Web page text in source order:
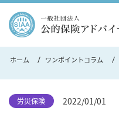
ホーム ワンポイントコラム
労災保険 2022/01/01